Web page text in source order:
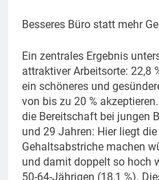
Besseres Büro statt mehr
Ein zentrales Ergebnis
attraktiver Arbeitsorte: 22,8
ein schöneres und
von bis zu 20 %
die Bereitschaft bei jungen
und 29 Jahren: Hier liegt
Gehaltsabstriche machen
und damit doppelt so hoch
50-64-Jährigen (18,1 %).